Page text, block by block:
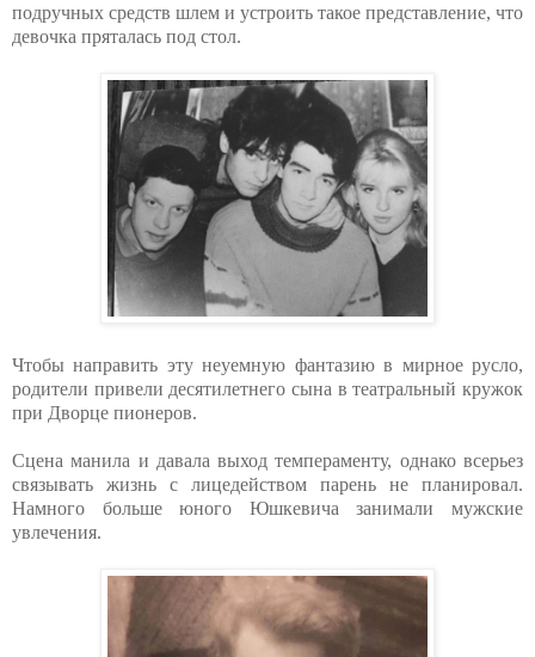
подручных средств шлем и устроить такое представление, что
девочка пряталась под стол.
Чтобы направить эту неуемную фантазию в мирное русло,
родители привели десятилетнего сына в театральный кружок
при Дворце пионеров.
Сцена манила и давала выход темпераменту, однако всерьез
связывать жизнь с лицедейством парень не планировал.
Намного больше юного Юшкевича занимали мужские
увлечения.